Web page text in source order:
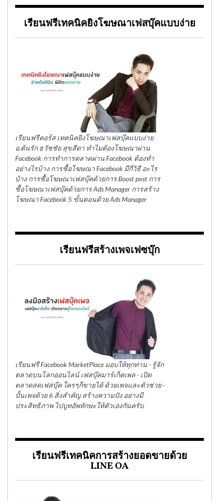
เรียนฟรีเทคนิคยิงโฆษณาเฟสบุ๊คแบบง่าย
เรียนฟรีคอร์ส เทคนิคยิงโฆษณาเฟสบุ๊คแบบง่าย
อ.ต้นรัก ธวัชชัย สุขสีดา ทำไมต้องโฆษณาผ่าน
Facebook การทำการตลาดผ่าน Facebook ต้องทำ
อย่างไรบ้าง การซื้อโฆษณา Facebook มีกี่วิธี อะไร
บ้าง การซื้อโฆษณาเฟสบุ๊คด้วยการ Boost post การ
ซื้อโฆษณาเฟสบุ๊คด้วยการ Ads Manager การสร้าง
โฆษณา Facebook 5 ขั้นตอนด้วย Ads Manager
เรียนฟรีสร้างเพจเฟซบุ๊ก
เรียนฟรี Facebook MarketPlace มอบให้ทุกท่าน - รู้จัก
ตลาดบนโลกออนไลน์ เฟสบุ๊คมาร์เก็ตเพล - เปิด
ตลาดสดเฟสบุ๊ค ใครๆก็ขายได้ ด้วยเพจและตัวช่วย -
ปั้นเพจด้วย 6 สิ่งสำคัญ สร้างความปัง อย่างมี
ประสิทธิภาพ ไปบูทอัพทักษะให้ตัวเองกันครับ
เรียนฟรีเทคนิคการสร้างยอดขายด้วย
LINE OA